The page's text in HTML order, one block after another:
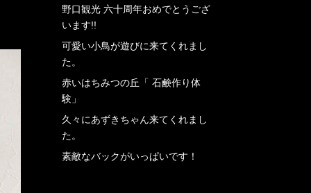
野口観光 六十周年おめでとうござ
います!!
可愛い小鳥が遊びに来てくれまし
た。
赤いはちみつの丘「 石鹸作り体
験」
久々にあずきちゃん来てくれまし
た。
素敵なバックがいっぱいです！